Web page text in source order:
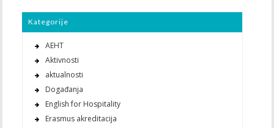
Kategorije
AEHT
Aktivnosti
aktualnosti
Događanja
English for Hospitality
Erasmus akreditacija